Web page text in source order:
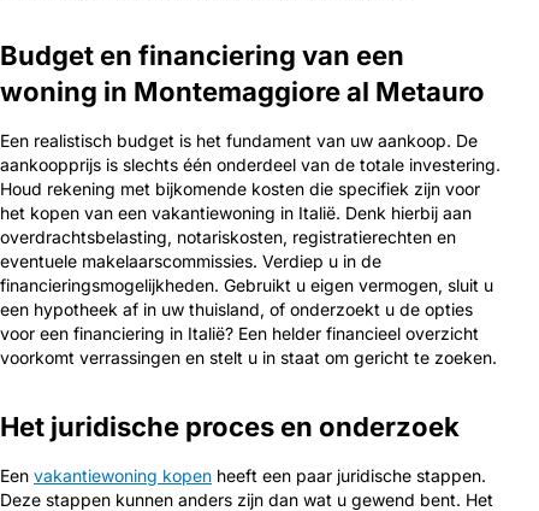
Budget en financiering van een
woning in Montemaggiore al Metauro
Een realistisch budget is het fundament van uw aankoop. De
aankoopprijs is slechts één onderdeel van de totale investering.
Houd rekening met bijkomende kosten die specifiek zijn voor
het kopen van een vakantiewoning in Italië. Denk hierbij aan
overdrachtsbelasting, notariskosten, registratierechten en
eventuele makelaarscommissies. Verdiep u in de
financieringsmogelijkheden. Gebruikt u eigen vermogen, sluit u
een hypotheek af in uw thuisland, of onderzoekt u de opties
voor een financiering in Italië? Een helder financieel overzicht
voorkomt verrassingen en stelt u in staat om gericht te zoeken.
Het juridische proces en onderzoek
Een vakantiewoning kopen heeft een paar juridische stappen.
Deze stappen kunnen anders zijn dan wat u gewend bent. Het